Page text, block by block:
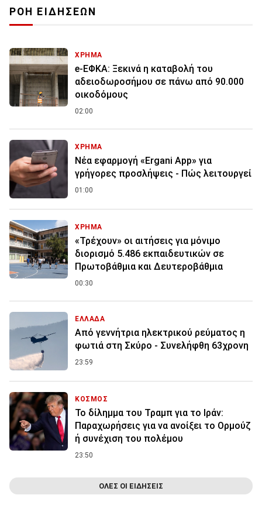
ΡΟΗ ΕΙΔΗΣΕΩΝ
ΧΡΗΜΑ
e-ΕΦΚΑ: Ξεκινά η καταβολή του
αδειοδωροσήμου σε πάνω από 90.000
οικοδόμους
02:00
ΧΡΗΜΑ
Νέα εφαρμογή «Ergani App» για
γρήγορες προσλήψεις - Πώς λειτουργεί
01:00
ΧΡΗΜΑ
«Τρέχουν» οι αιτήσεις για μόνιμο
διορισμό 5.486 εκπαιδευτικών σε
Πρωτοβάθμια και Δευτεροβάθμια
00:30
ΕΛΛΑΔΑ
Από γεννήτρια ηλεκτρικού ρεύματος η
φωτιά στη Σκύρο - Συνελήφθη 63χρονη
23:59
ΚΟΣΜΟΣ
Το δίλημμα του Τραμπ για το Ιράν:
Παραχωρήσεις για να ανοίξει το Ορμούζ
ή συνέχιση του πολέμου
23:50
ΟΛΕΣ ΟΙ ΕΙΔΗΣΕΙΣ